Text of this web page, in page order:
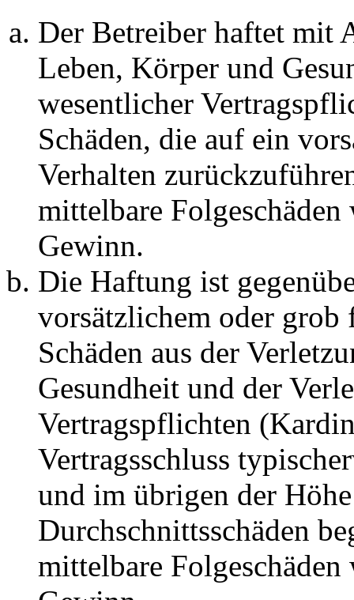
Der Betreiber haftet mit
Leben, Körper und
wesentlicher
Schäden, die auf ein
Verhalten
mittelbare Folgeschäden
Gewinn.
Die Haftung ist
vorsätzlichem oder grob
Schäden aus der
Gesundheit und der
Vertragspflichten
Vertragsschluss
und im übrigen der
Durchschnittsschäden
mittelbare Folgeschäden